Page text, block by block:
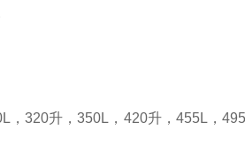
320升，350L，420升，455L，